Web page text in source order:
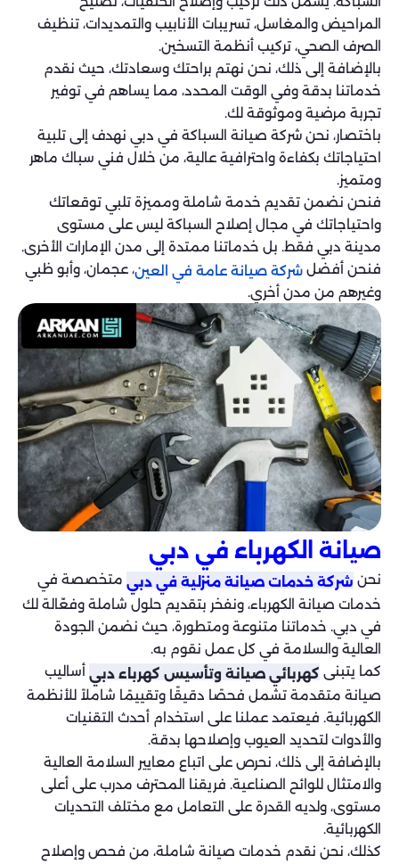
المراحيض والمغاسل، تسريبات الأنابيب والتمديدات، تنظيف
الصرف الصحي، تركيب أنظمة التسخين.
بالإضافة إلى ذلك، نحن نهتم براحتك وسعادتك، حيث نقدم
خدماتنا بدقة وفي الوقت المحدد، مما يساهم في توفير
تجربة مرضية وموثوقة لك.
باختصار، نحن شركة صيانة السباكة في دبي نهدف إلى تلبية
احتياجاتك بكفاءة واحترافية عالية، من خلال فني سباك ماهر
ومتميز.
فنحن نضمن تقديم خدمة شاملة ومميزة تلبي توقعاتك
واحتياجاتك في مجال إصلاح السباكة ليس على مستوى
مدينة دبي فقط. بل خدماتنا ممتدة إلى مدن الإمارات الأخرى.
فنحن أفضل شركة صيانة عامة في العين، عجمان، وأبو ظبي
وغيرهم من مدن أخري.
صيانة الكهرباء في دبي
نحن شركة خدمات صيانة منزلية في دبي متخصصة في
خدمات صيانة الكهرباء، ونفخر بتقديم حلول شاملة وفعّالة لك
في دبي. خدماتنا متنوعة ومتطورة، حيث نضمن الجودة
العالية والسلامة في كل عمل نقوم به.
كما يتبنى كهربائي صيانة وتأسيس كهرباء دبي أساليب
صيانة متقدمة تشمل فحصًا دقيقًا وتقييمًا شاملاً للأنظمة
الكهربائية. فيعتمد عملنا على استخدام أحدث التقنيات
والأدوات لتحديد العيوب وإصلاحها بدقة.
بالإضافة إلى ذلك، نحرص على اتباع معايير السلامة العالية
والامتثال للوائح الصناعية. فريقنا المحترف مدرب على أعلى
مستوى، ولديه القدرة على التعامل مع مختلف التحديات
الكهربائية.
كذلك، نحن نقدم خدمات صيانة شاملة، من فحص وإصلاح